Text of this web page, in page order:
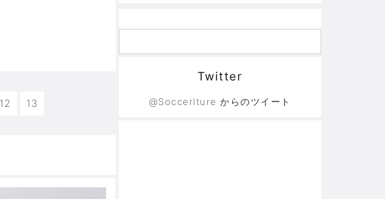
12 13
Twitter
@Soccerlture からのツイート